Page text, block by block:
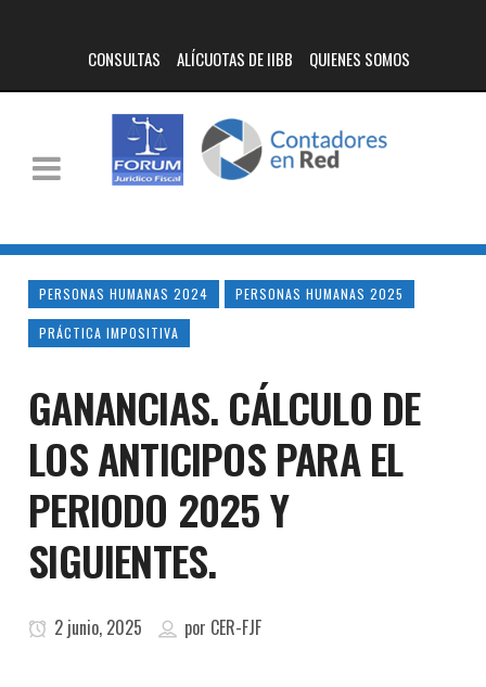
CONSULTAS ALÍCUOTAS DE IIBB QUIENES SOMOS
PERSONAS HUMANAS 2024 PERSONAS HUMANAS 2025
PRÁCTICA IMPOSITIVA
GANANCIAS. CÁLCULO DE
LOS ANTICIPOS PARA EL
PERIODO 2025 Y
SIGUIENTES.
2 junio, 2025 por CER-FJF